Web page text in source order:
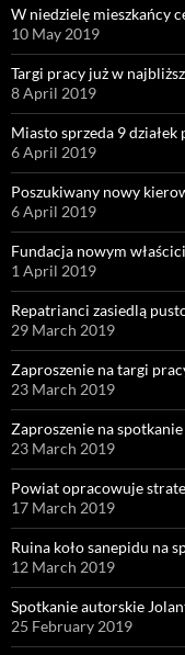
W niedzielę mieszkańcy
10 May 2019
Targi pracy już w
8 April 2019
Miasto sprzeda 9
6 April 2019
Poszukiwany nowy
6 April 2019
Fundacja nowym
1 April 2019
Repatrianci zasiedlą
29 March 2019
Zaproszenie na targi
23 March 2019
Zaproszenie na
23 March 2019
Powiat opracowuje
17 March 2019
Ruina koło sanepidu na
12 March 2019
Spotkanie autorskie
25 February 2019